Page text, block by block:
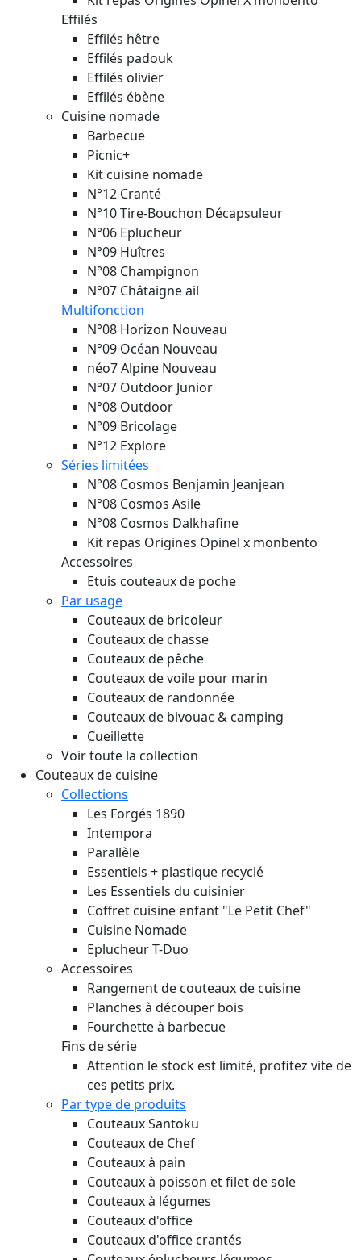
Effilés
Effilés hêtre
Effilés padouk
Effilés olivier
Effilés ébène
Cuisine nomade
Barbecue
Picnic+
Kit cuisine nomade
N°12 Cranté
N°10 Tire-Bouchon Décapsuleur
N°06 Eplucheur
N°09 Huîtres
N°08 Champignon
N°07 Châtaigne ail
Multifonction
N°08 Horizon Nouveau
N°09 Océan Nouveau
néo7 Alpine Nouveau
N°07 Outdoor Junior
N°08 Outdoor
N°09 Bricolage
N°12 Explore
Séries limitées
N°08 Cosmos Benjamin Jeanjean
N°08 Cosmos Asile
N°08 Cosmos Dalkhafine
Kit repas Origines Opinel x monbento
Accessoires
Etuis couteaux de poche
Par usage
Couteaux de bricoleur
Couteaux de chasse
Couteaux de pêche
Couteaux de voile pour marin
Couteaux de randonnée
Couteaux de bivouac & camping
Cueillette
Voir toute la collection
Couteaux de cuisine
Collections
Les Forgés 1890
Intempora
Parallèle
Essentiels + plastique recyclé
Les Essentiels du cuisinier
Coffret cuisine enfant "Le Petit Chef"
Cuisine Nomade
Eplucheur T-Duo
Accessoires
Rangement de couteaux de cuisine
Planches à découper bois
Fourchette à barbecue
Fins de série
Attention le stock est limité, profitez vite de
ces petits prix.
Par type de produits
Couteaux Santoku
Couteaux de Chef
Couteaux à pain
Couteaux à poisson et filet de sole
Couteaux à légumes
Couteaux d'office
Couteaux d'office crantés